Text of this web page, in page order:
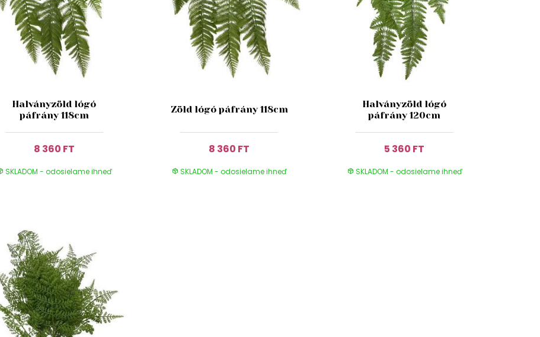
Halványzöld lógó
páfrány 118cm
8 360 FT
SKLADOM - odosielame ihneď
Zöld lógó páfrány 118cm
8 360 FT
SKLADOM - odosielame ihneď
Halványzöld lógó
páfrány 120cm
5 360 FT
SKLADOM - odosielame ihneď